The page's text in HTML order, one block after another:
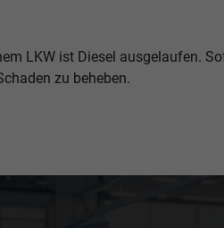
LKW ist Diesel ausgelaufen.
zu beheben.